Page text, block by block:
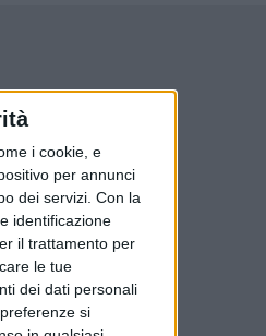
i cookie, e
per annunci
dei servizi. Con la
identificazione
il trattamento per
le tue
dei dati personali
si